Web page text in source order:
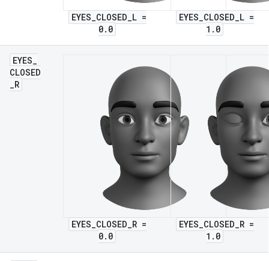
EYES_CLOSED_L =
0.0
EYES_CLOSED_L =
1.0
EYES_
CLOSED
_R
EYES_CLOSED_R =
0.0
EYES_CLOSED_R =
1.0